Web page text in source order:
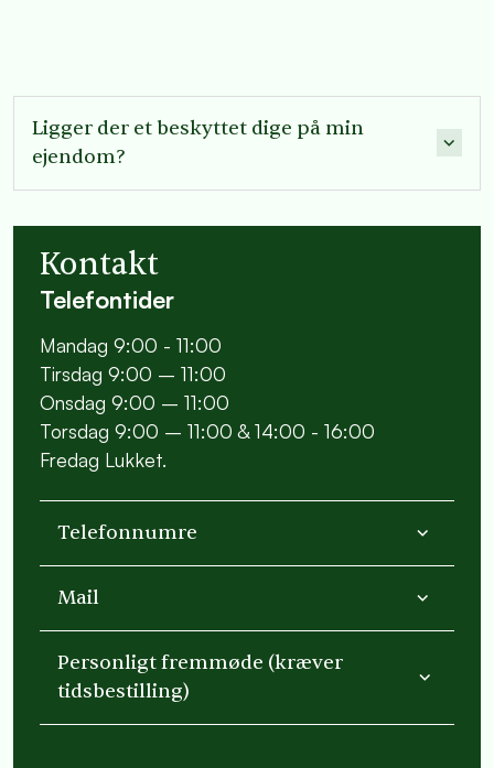
Ligger der et beskyttet dige på min
ejendom?
Kontakt
Telefontider
Mandag 9:00 - 11:00
Tirsdag 9:00 – 11:00
Onsdag 9:00 – 11:00
Torsdag 9:00 – 11:00 & 14:00 - 16:00
Fredag Lukket.
Telefonnumre
Mail
Personligt fremmøde (kræver
tidsbestilling)